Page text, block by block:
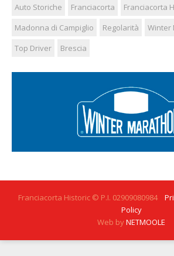
Auto Storiche Franciacorta
Franciacorta
Madonna di Campiglio
Regolarità
Winter
Top Driver
Brescia
Franciacorta Historic © P.I. 02909080984
Policy
Web byNETMOOLE